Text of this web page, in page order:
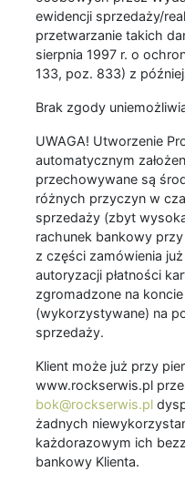
ewidencji sprzedaży/
przetwarzanie takich
sierpnia 1997 r. o
133, poz. 833) z
Brak zgody
UWAGA! Utworzenie
automatycznym
przechowywane są
różnych przyczyn w
sprzedaży (zbyt
rachunek bankowy
z części zamówienia
autoryzacji płatności
zgromadzone na
(wykorzystywane) na
sprzedaży.
Klient może już przy
www.rockserwis.pl
bok@rockserwis.pl
żadnych
każdorazowym ich
bankowy Klienta.